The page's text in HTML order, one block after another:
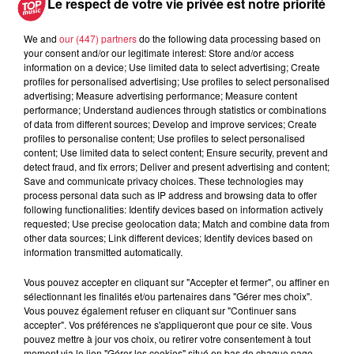
À découvrir également
We and our (447) partnersdo the following data processing based on
your consent and/or our legitimate interest: Store and/or access
information on a device; Use limited data to select advertising; Create
profiles for personalised advertising; Use profiles to select personalised
advertising; Measure advertising performance; Measure content
performance; Understand audiences through statistics or combinations
of data from different sources; Develop and improve services; Create
profiles to personalise content; Use profiles to select personalised
content; Use limited data to select content; Ensure security, prevent and
detect fraud, and fix errors; Deliver and present advertising and content;
Save and communicate privacy choices. These technologies may
process personal data such as IP address and browsing data to offer
following functionalities: Identify devices based on information actively
requested; Use precise geolocation data; Match and combine data from
other data sources; Link different devices; Identify devices based on
information transmitted automatically.
Vous pouvez accepter en cliquant sur "Accepter et fermer", ou affiner en
sélectionnant les finalités et/ou partenaires dans "Gérer mes choix".
Vous pouvez également refuser en cliquant sur "Continuer sans
accepter". Vos préférences ne s'appliqueront que pour ce site. Vous
pouvez mettre à jour vos choix, ou retirer votre consentement à tout